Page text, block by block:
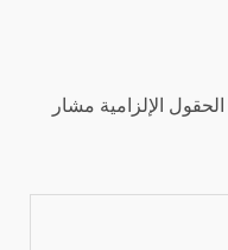
الحقول الإلزامية مشار